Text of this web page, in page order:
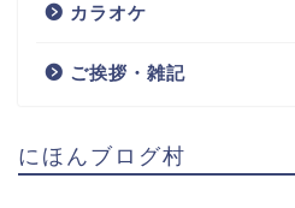
カラオケ
ご挨拶・雑記
にほんブログ村